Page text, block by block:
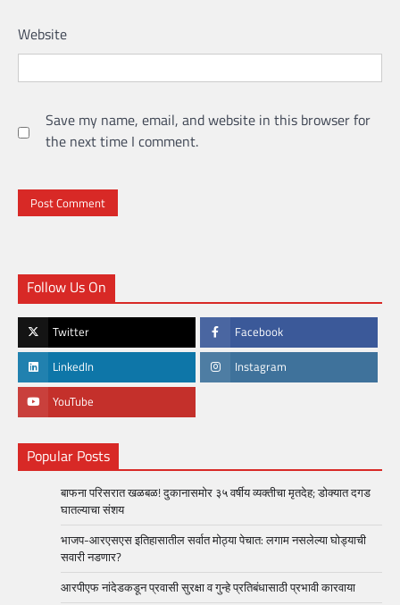
Website
Save my name, email, and website in this browser for
the next time I comment.
Follow Us On
Twitter Facebook
LinkedIn Instagram
YouTube
Popular Posts
बाफना परिसरात खळबळ! दुकानासमोर ३५ वर्षीय व्यक्तीचा मृतदेह; डोक्यात दगड
घातल्याचा संशय
भाजप-आरएसएस इतिहासातील सर्वात मोठ्या पेचात: लगाम नसलेल्या घोड्याची
सवारी नडणार?
आरपीएफ नांदेडकडून प्रवासी सुरक्षा व गुन्हे प्रतिबंधासाठी प्रभावी कारवाया